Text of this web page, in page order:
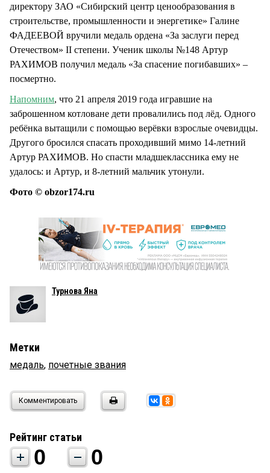
директору ЗАО «Сибирский центр ценообразования в
строительстве, промышленности и энергетике» Галине
ФАДЕЕВОЙ вручили медаль ордена «За заслуги перед
Отечеством» II степени. Ученик школы №148 Артур
РАХИМОВ получил медаль «За спасение погибавших» –
посмертно.
Напомним, что 21 апреля 2019 года игравшие на
заброшенном котловане дети провалились под лёд. Одного
ребёнка вытащили с помощью верёвки взрослые очевидцы.
Другого бросился спасать проходивший мимо 14-летний
Артур РАХИМОВ. Но спасти младшеклассника ему не
удалось: и Артур, и 8-летний мальчик утонули.
Фото © obzor174.ru
Турнова Яна
Метки
медаль, почетные звания
Комментировать
Рейтинг статьи
0 0